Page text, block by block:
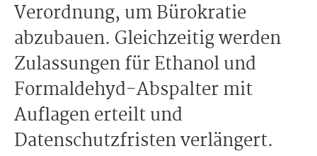
Verordnung, um Bürokratie
abzubauen. Gleichzeitig werden
Zulassungen für Ethanol und
Formaldehyd-Abspalter mit
Auflagen erteilt und
Datenschutzfristen verlängert.